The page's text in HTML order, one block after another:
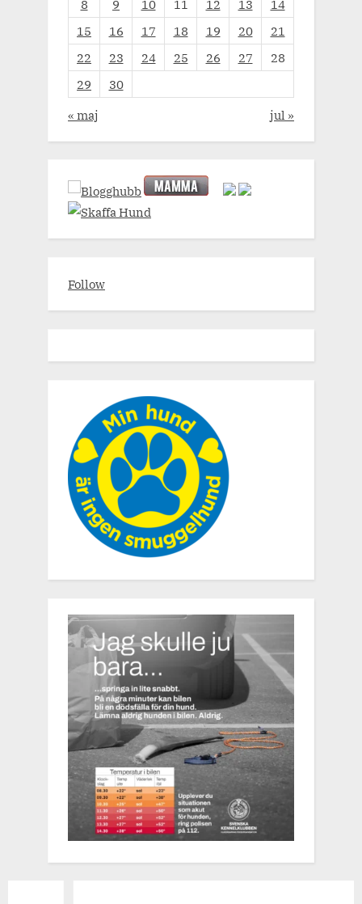
8
9 10 11 12 13
14
15
16 17 18 19 20
21
22
23 24 25 26 27
28
29
30
« maj
jul »
Follow